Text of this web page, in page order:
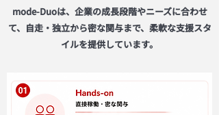
mode-Duoは、企業の成長段階やニーズに合わせ
て、自走・独立から密な関与まで、柔軟な支援スタ
イルを提供しています。